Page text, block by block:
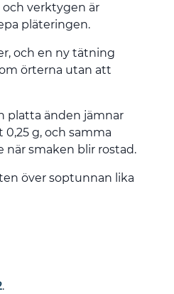
verktygen är
pläteringen.
och en ny tätning
örterna utan att
platta änden jämnar
g, och samma
smaken blir rostad.
över soptunnan lika
.